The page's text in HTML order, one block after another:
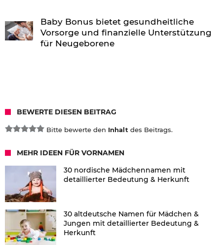
Baby Bonus bietet gesundheitliche
Vorsorge und finanzielle Unterstützung
für Neugeborene
BEWERTE DIESEN BEITRAG
Bitte bewerte den Inhalt des Beitrags.
MEHR IDEEN FÜR VORNAMEN
30 nordische Mädchennamen mit
detaillierter Bedeutung & Herkunft
30 altdeutsche Namen für Mädchen &
Jungen mit detaillierter Bedeutung &
Herkunft